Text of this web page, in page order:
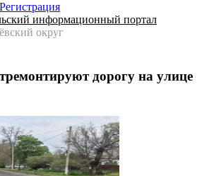
Регистрация
информационный портал
округ
дорогу на улице